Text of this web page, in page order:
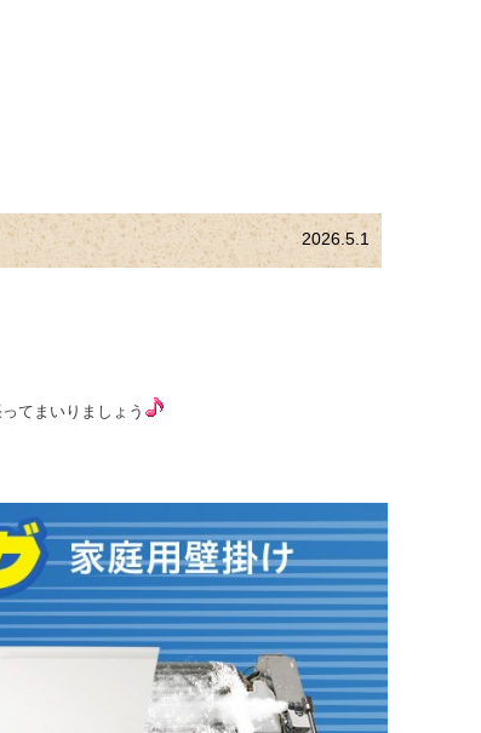
2026.5.1
てまいりましょう